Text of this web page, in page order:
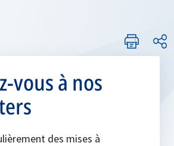
vous à nos
des mises à